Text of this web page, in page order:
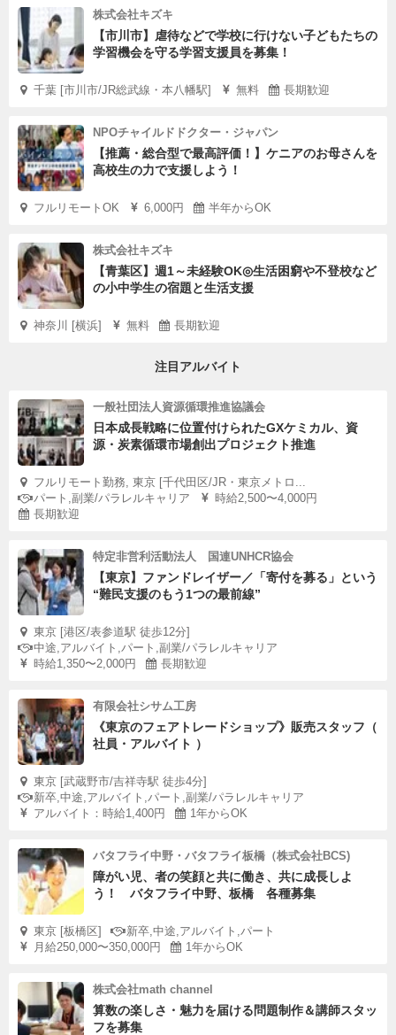
株式会社キズキ
【市川市】虐待などで学校に行けない子どもたちの
学習機会を守る学習支援員を募集！
千葉 [市川市/JR総武線・本八幡駅] 無料 長期歓迎
NPOチャイルドドクター・ジャパン
【推薦・総合型で最高評価！】ケニアのお母さんを
高校生の力で支援しよう！
フルリモートOK 6,000円 半年からOK
株式会社キズキ
【青葉区】週1～未経験OK◎生活困窮や不登校など
の小中学生の宿題と生活支援
神奈川 [横浜] 無料 長期歓迎
注目アルバイト
一般社団法人資源循環推進協議会
日本成長戦略に位置付けられたGXケミカル、資
源・炭素循環市場創出プロジェクト推進
フルリモート勤務, 東京 [千代田区/JR・東京メトロ...
パート,副業/パラレルキャリア
時給2,500〜4,000円
長期歓迎
特定非営利活動法人 国連UNHCR協会
【東京】ファンドレイザー／「寄付を募る」という
“難民支援のもう1つの最前線”
東京 [港区/表参道駅 徒歩12分]
中途,アルバイト,パート,副業/パラレルキャリア
時給1,350〜2,000円
長期歓迎
有限会社シサム工房
《東京のフェアトレードショップ》販売スタッフ（
社員・アルバイト ）
東京 [武蔵野市/吉祥寺駅 徒歩4分]
新卒,中途,アルバイト,パート,副業/パラレルキャリア
アルバイト：時給1,400円
1年からOK
バタフライ中野・バタフライ板橋（株式会社BCS)
障がい児、者の笑顔と共に働き、共に成長しよ
う！ バタフライ中野、板橋 各種募集
東京 [板橋区]
新卒,中途,アルバイト,パート
月給250,000〜350,000円
1年からOK
株式会社math channel
算数の楽しさ・魅力を届ける問題制作＆講師スタッ
フを募集